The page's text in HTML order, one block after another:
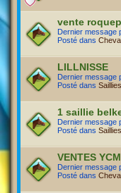
vente
Dernier message
Posté dans
LILLNISSE
Dernier message
Posté dans Saillies
1 saillie
Dernier message
Posté dans Saillies
VENTES YCM
Dernier message
Posté dans